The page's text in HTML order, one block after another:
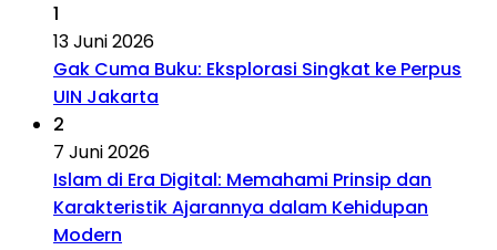
1
13 Juni 2026
Gak Cuma Buku: Eksplorasi Singkat ke Perpus
UIN Jakarta
2
7 Juni 2026
Islam di Era Digital: Memahami Prinsip dan
Karakteristik Ajarannya dalam Kehidupan
Modern